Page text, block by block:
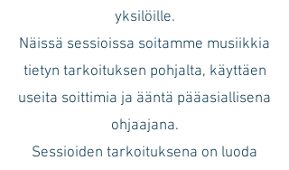
yksilöille.
Näissä sessioissa soitamme musiikkia
tietyn tarkoituksen pohjalta, käyttäen
useita soittimia ja ääntä pääasiallisena
ohjaajana.
Sessioiden tarkoituksena on luoda